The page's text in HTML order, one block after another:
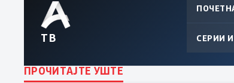
ТВ СЕРИИ
ПРОЧИТАЈТЕ УШТЕ